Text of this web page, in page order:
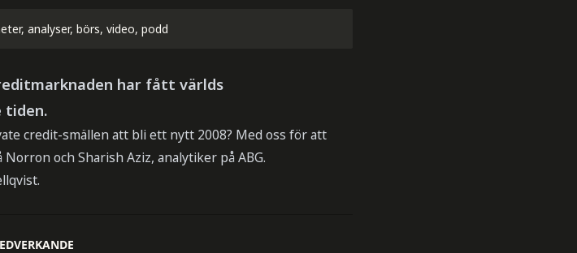
analyser, börs, video, podd
har fått världs
tiden.
credit-smällen att bli ett nytt 2008? Med oss för att
och Sharish Aziz, analytiker på ABG.